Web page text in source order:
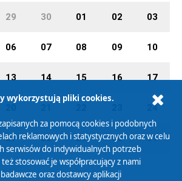
29 30 01 02 03
06 07 08 09 10
13 14 15 16 17
24
27 28 29 30 31
wykorzystują pliki cookies.
za pomocą cookies i podobnych
reklamowych i statystycznych oraz w celu
serwisów do indywidualnych potrzeb
stosować je współpracujący z nami
oraz dostawcy aplikacji